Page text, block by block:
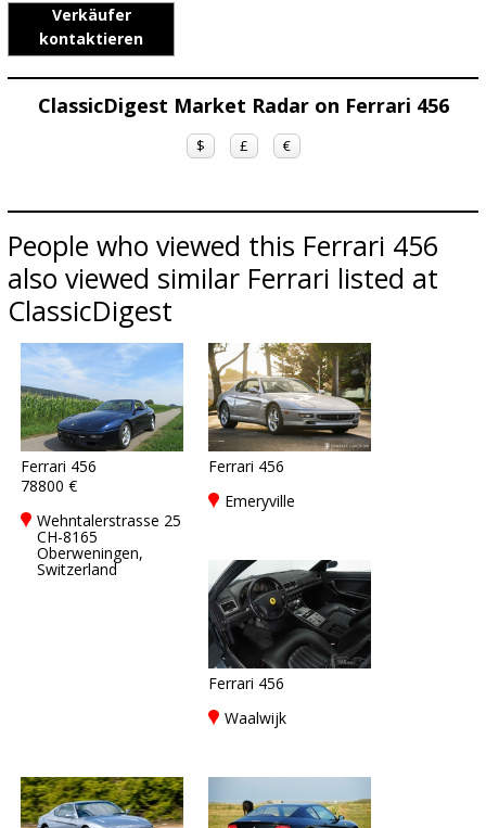
Verkäufer
kontaktieren
ClassicDigest Market Radar on Ferrari 456
$ £ €
People who viewed this Ferrari 456
also viewed similar Ferrari listed at
ClassicDigest
Ferrari 456
78800 €
Wehntalerstrasse 25
CH-8165
Oberweningen,
Switzerland
Ferrari 456
Emeryville
Ferrari 456
Waalwijk